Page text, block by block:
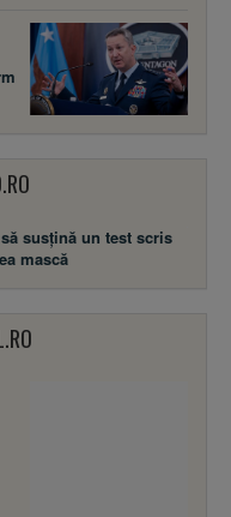
susţină un test scris
mască